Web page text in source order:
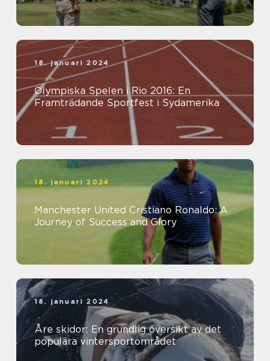
18. januari 2024
Olympiska Spelen i Rio 2016: En
Framträdande Sportfest i Sydamerika
18. januari 2024
Manchester United Cristiano Ronaldo: A
Journey of Success and Glory
18. januari 2024
Åre skidor: En grundlig översikt av det
populära vintersportområdet